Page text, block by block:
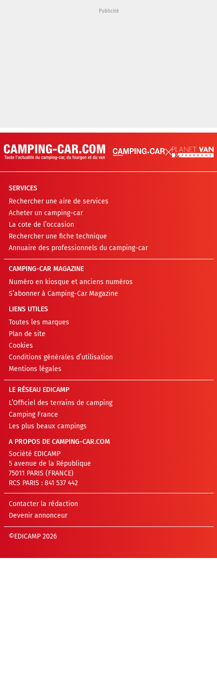
SERVICES
Rechercher une aire de services
Acheter un camping-car
La cote de l’occasion
Rechercher une fiche technique
Annuaire des professionnels du camping-car
CAMPING-CAR MAGAZINE
Numéro en kiosque et anciens numéros
S’abonner à Camping-Car Magazine
LIENS UTILES
Toutes les marques
Plan de site
Cookies
Conditions générales d’utilisation
Mentions légales
LE RÉSEAU EDICAMP
L’Officiel des terrains de camping
Camping France
Les plus beaux campings
A PROPOS DE CAMPING-CAR.COM
Société EDICAMP
5 avenue de la République
75011 PARIS (FRANCE)
RCS PARIS : 841 537 442
Contacter la rédaction
Devenir annonceur
©EDICAMP 2026